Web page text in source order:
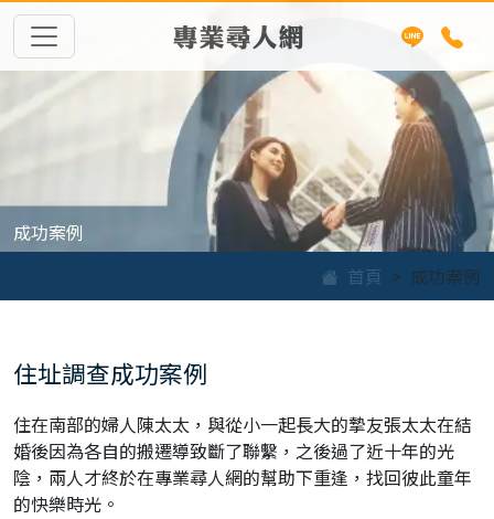
專業尋人網
成功案例
首頁
成功案例
住址調查成功案例
住在南部的婦人陳太太，與從小一起長大的摯友張太太在結
婚後因為各自的搬遷導致斷了聯繫，之後過了近十年的光
陰，兩人才終於在專業尋人網的幫助下重逢，找回彼此童年
的快樂時光。